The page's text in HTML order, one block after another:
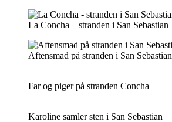
La Concha – stranden i San Sebastian
Aftensmad på stranden i San Sebastian
Far og piger på stranden Concha
Karoline samler sten i San Sebastian